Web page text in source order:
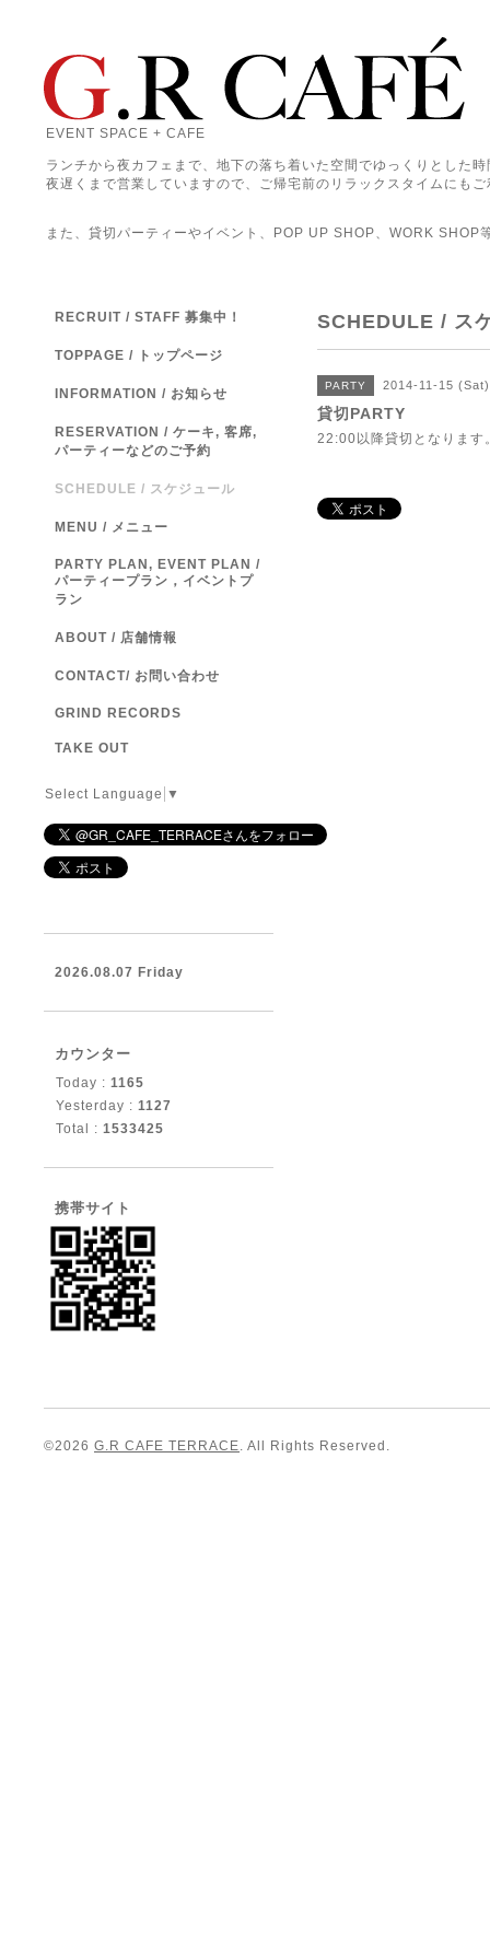
EVENT SPACE + CAFE
ランチから夜カフェまで、地下の落ち着いた空間でゆっくりとした
夜遅くまで営業していますので、ご帰宅前のリラックスタイムにも
また、貸切パーティーやイベント、POP UP SHOP、WORK SHOP
SCHEDULE / ス
PARTY 2014-11-15
貸切PARTY
22:00以降貸切となります
RECRUIT / STAFF 募集中！
TOPPAGE / トップページ
INFORMATION / お知らせ
RESERVATION / ケーキ, 客席,
パーティーなどのご予約
SCHEDULE / スケジュール
MENU / メニュー
PARTY PLAN, EVENT PLAN /
パーティープラン，イベントプ
ラン
ABOUT / 店舗情報
CONTACT/ お問い合わせ
GRIND RECORDS
TAKE OUT
Select Language ▼
2026.08.07 Friday
カウンター
Today : 1165
Yesterday : 1127
Total : 1533425
携帯サイト
©2026 G.R CAFE TERRACE. All Rights Reserved.